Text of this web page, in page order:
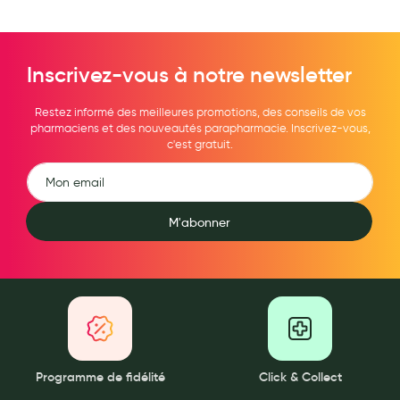
Crème solaire - Visage et corps
Préservatifs - Gels lubrifiants
Accessoires, coutellerie, brosserie
Bouillottes
Parfums et bougies d'ambiance
Soins bébé
Couches
Inscrivez-vous à notre newsletter
Restez informé des meilleures promotions, des conseils de vos
pharmaciens et des nouveautés parapharmacie. Inscrivez-vous,
c'est gratuit.
M'abonner
Programme de fidélité Click & Collect